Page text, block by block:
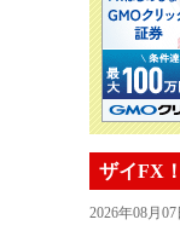
ザイFX
2026年08月